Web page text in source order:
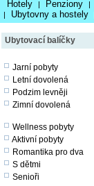
Hotely | Penziony |
| Ubytovny a hostely
Ubytovací balíčky
Jarní pobyty
Letní dovolená
Podzim levněji
Zimní dovolená
Wellness pobyty
Aktivní pobyty
Romantika pro dva
S dětmi
Senioři